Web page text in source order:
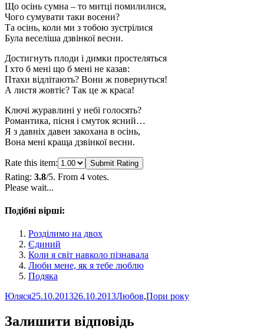
Що осінь сумна – то митці помилилися,
Чого сумувати таки восени?
Та осінь, коли ми з тобою зустрілися
Була веселіша дзвінкої весни.
Достигнуть плоди і димки простеляться
І хто б мені що б мені не казав:
Птахи відлітають? Вони ж повернуться!
А листя жовтіє? Так це ж краса!
Ключі журавлині у небі голосять?
Романтика, пісня і смуток ясний…
Я з давніх давен закохана в осінь,
Вона мені краща дзвінкої весни.
Rate this item: Submit Rating
Rating: 3.8/5. From 4 votes.
Please wait...
Подібні вірші:
Розділимо на двох
Єдиний
Коли я світ навколо пізнавала
Люби мене, як я тебе люблю
Подяка
Автор
ЮлясяОприлюднено
25.10.201326.10.2013Категорії
Любов,Пори року
Залишити відповідь